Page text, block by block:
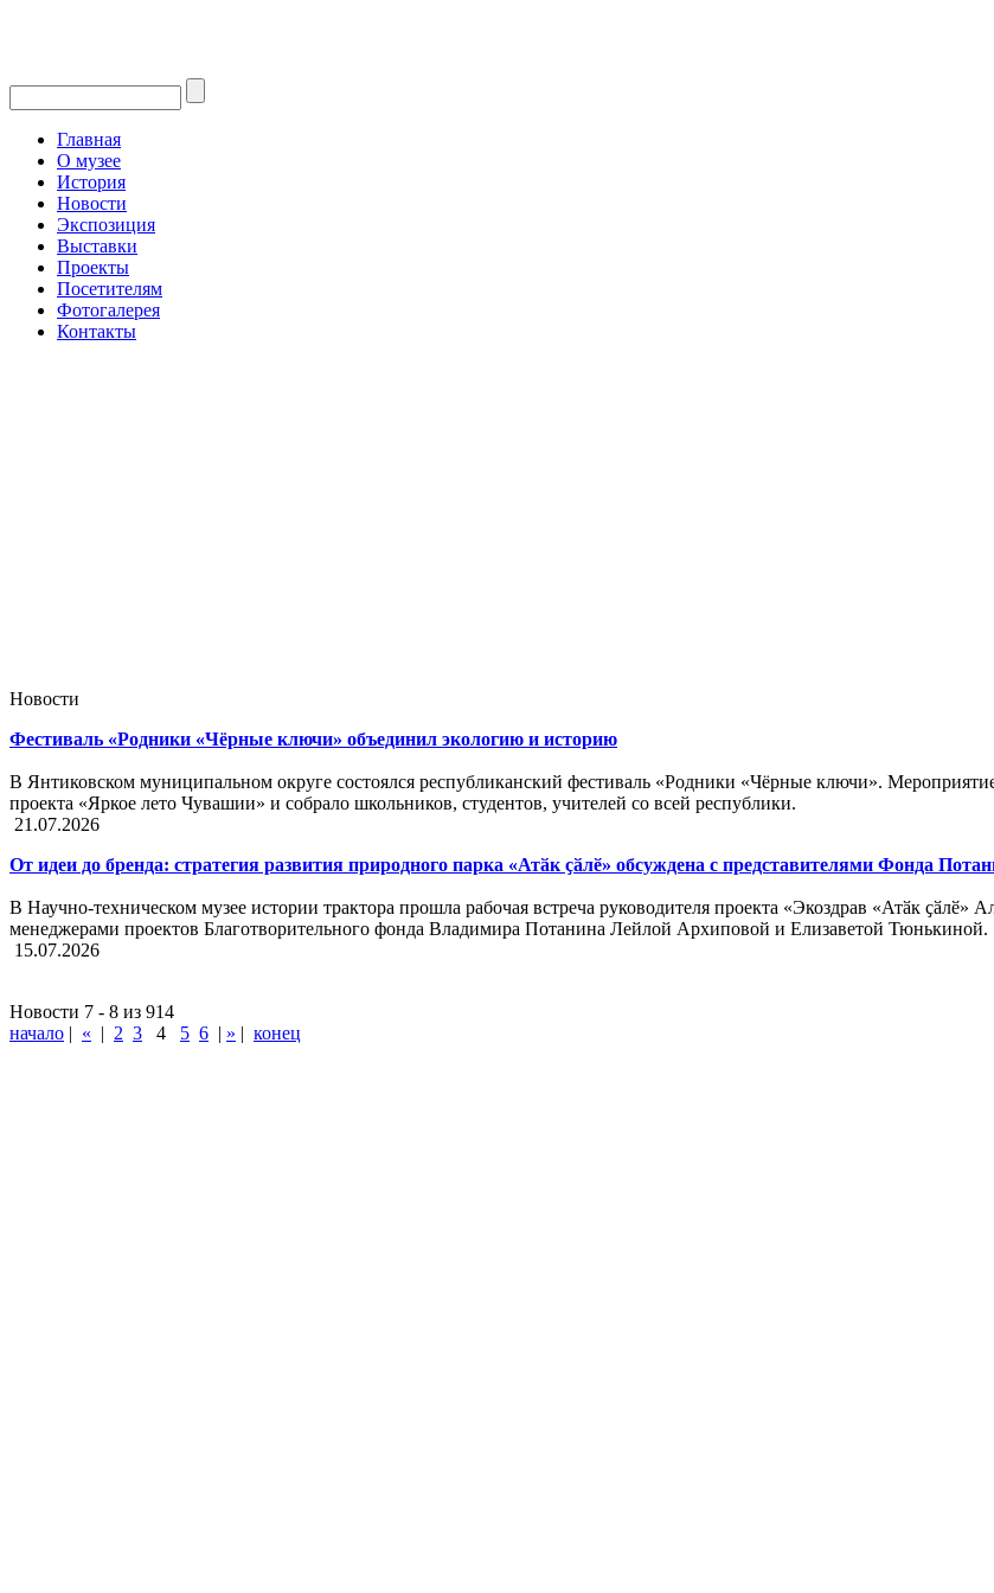
Главная
О музее
История
Новости
Экспозиция
Выставки
Проекты
Посетителям
Фотогалерея
Контакты
Новости
Фестиваль «Родники «Чёрные ключи» объединил экологию и историю
В Янтиковском муниципальном округе состоялся республиканский фестиваль «Родники «Чёрные ключи».
проекта «Яркое лето Чувашии» и собрало школьников, студентов, учителей со всей республики.
21.07.2026
От идеи до бренда: стратегия развития природного парка «Атӑк ҫӑлӗ» обсуждена с представителями Фонда
В Научно-техническом музее истории трактора прошла рабочая встреча руководителя проекта «Экоздрав «Атӑк ҫӑлӗ»
менеджерами проектов Благотворительного фонда Владимира Потанина Лейлой Архиповой и Елизаветой Тюнькиной.
15.07.2026
Новости 7 - 8 из 914
начало | « | 2 3 4 5 6 | » | конец